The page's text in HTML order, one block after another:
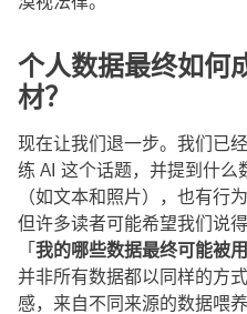
个人数据最终如何
材？
现在让我们退一步。我们已
练 AI 这个话题，并提到什么
（如文本和照片），也有行
但许多读者可能希望我们说
「 我的哪些数据最终可能被
并非所有数据都以同样的方
感，来自不同来源的数据喂